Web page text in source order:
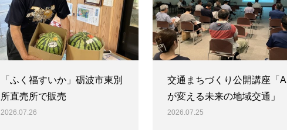
「ふく福すいか」砺波市東別
所直売所で販売
2026.07.26
交通まちづくり公開講座「AI
が変える未来の地域交通」
2026.07.25